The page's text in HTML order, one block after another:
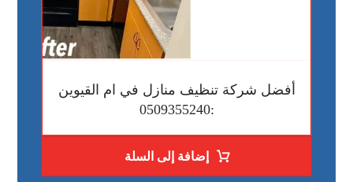
أفضل شركة تنظيف منازل في ام القيوين
:0509355240
إضافة إلى السلة